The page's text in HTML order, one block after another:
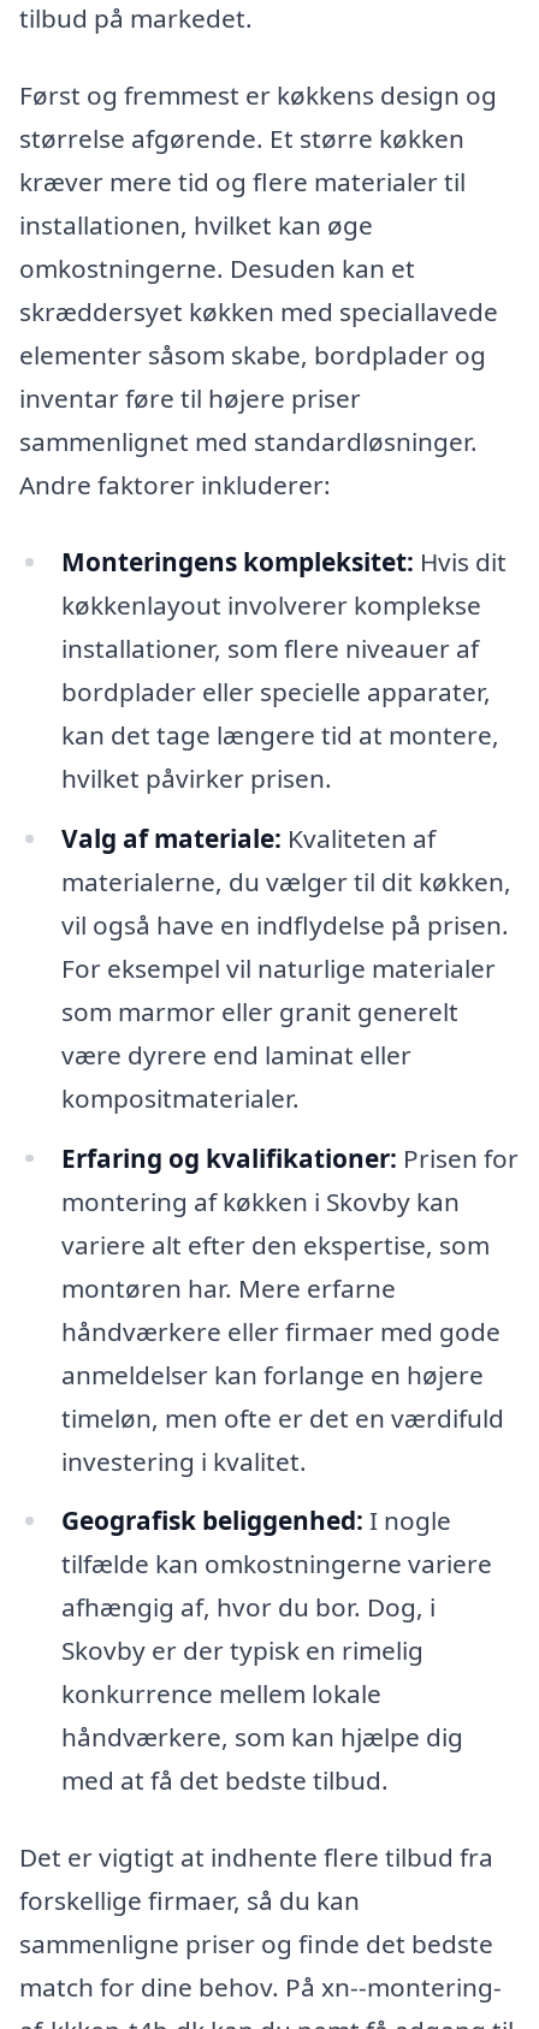
tilbud på markedet.
Først og fremmest er køkkens design og
størrelse afgørende. Et større køkken
kræver mere tid og flere materialer til
installationen, hvilket kan øge
omkostningerne. Desuden kan et
skræddersyet køkken med speciallavede
elementer såsom skabe, bordplader og
inventar føre til højere priser
sammenlignet med standardløsninger.
Andre faktorer inkluderer:
Monteringens kompleksitet: Hvis dit
køkkenlayout involverer komplekse
installationer, som flere niveauer af
bordplader eller specielle apparater,
kan det tage længere tid at montere,
hvilket påvirker prisen.
Valg af materiale: Kvaliteten af
materialerne, du vælger til dit køkken,
vil også have en indflydelse på prisen.
For eksempel vil naturlige materialer
som marmor eller granit generelt
være dyrere end laminat eller
kompositmaterialer.
Erfaring og kvalifikationer: Prisen for
montering af køkken i Skovby kan
variere alt efter den ekspertise, som
montøren har. Mere erfarne
håndværkere eller firmaer med gode
anmeldelser kan forlange en højere
timeløn, men ofte er det en værdifuld
investering i kvalitet.
Geografisk beliggenhed: I nogle
tilfælde kan omkostningerne variere
afhængig af, hvor du bor. Dog, i
Skovby er der typisk en rimelig
konkurrence mellem lokale
håndværkere, som kan hjælpe dig
med at få det bedste tilbud.
Det er vigtigt at indhente flere tilbud fra
forskellige firmaer, så du kan
sammenligne priser og finde det bedste
match for dine behov. På xn--montering-